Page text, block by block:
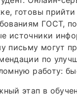
готовы
ГОСТ,
источники
письму могут
по
работу:
этап в